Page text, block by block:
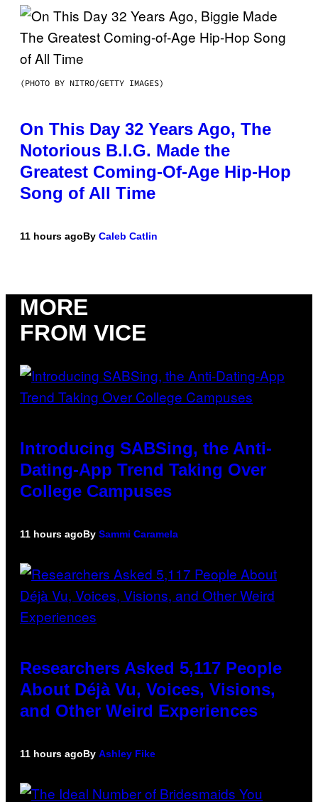
(PHOTO BY NITRO/GETTY IMAGES)
On This Day 32 Years Ago, The
Notorious B.I.G. Made the
Greatest Coming-Of-Age Hip-Hop
Song of All Time
11 hours agoBy Caleb Catlin
MORE
FROM VICE
Introducing SABSing, the Anti-
Dating-App Trend Taking Over
College Campuses
11 hours agoBy Sammi Caramela
Researchers Asked 5,117 People
About Déjà Vu, Voices, Visions,
and Other Weird Experiences
11 hours agoBy Ashley Fike